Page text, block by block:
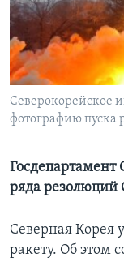
Learning English
СОЦИАЛЬНЫЕ СЕТИ
Северокорейское
фотографию пуска
ряда резолюций
Северная Корея
ракету. Об этом